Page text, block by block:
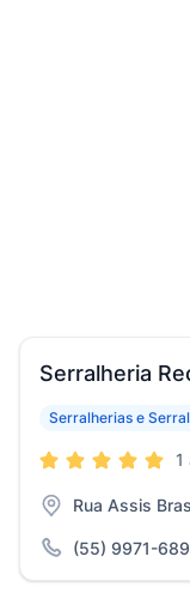
Serralheria
Serralherias e
1
Rua Assis
(55) 9971-